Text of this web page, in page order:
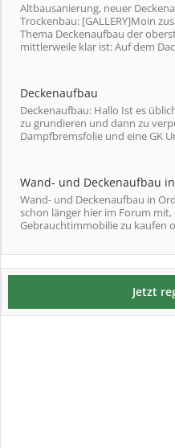
Altbausanierung, neuer
Trockenbau: [GALLERY]Moin
Thema Deckenaufbau der
mittlerweile klar ist: Auf dem
Deckenaufbau
Deckenaufbau: Hallo Ist es
zu grundieren und dann zu
Dampfbremsfolie und eine GK
Wand- und Deckenaufbau
Wand- und Deckenaufbau in
schon länger hier im Forum
Gebrauchtimmobilie zu kaufen
Jetzt